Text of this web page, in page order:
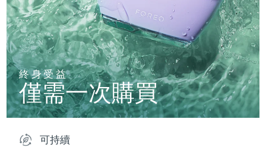
終身受益
僅需一次購買
可持續